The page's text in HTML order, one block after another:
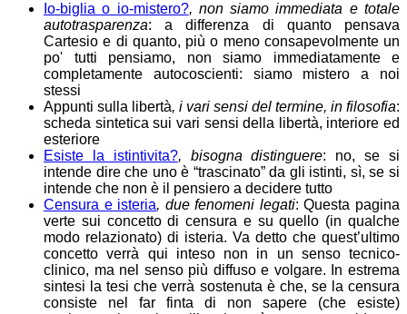
Io-biglia o io-mistero?, non siamo immediata e totale
autotrasparenza: a differenza di quanto pensava
Cartesio e di quanto, più o meno consapevolmente un
po' tutti pensiamo, non siamo immediatamente e
completamente autocoscienti: siamo mistero a noi
stessi
Appunti sulla libertà, i vari sensi del termine, in filosofia:
scheda sintetica sui vari sensi della libertà, interiore ed
esteriore
Esiste la istintivita?, bisogna distinguere: no, se si
intende dire che uno è “trascinato” da gli istinti, sì, se si
intende che non è il pensiero a decidere tutto
Censura e isteria, due fenomeni legati: Questa pagina
verte sui concetto di censura e su quello (in qualche
modo relazionato) di isteria. Va detto che quest’ultimo
concetto verrà qui inteso non in un senso tecnico-
clinico, ma nel senso più diffuso e volgare. In estrema
sintesi la tesi che verrà sostenuta è che, se la censura
consiste nel far finta di non sapere (che esiste)